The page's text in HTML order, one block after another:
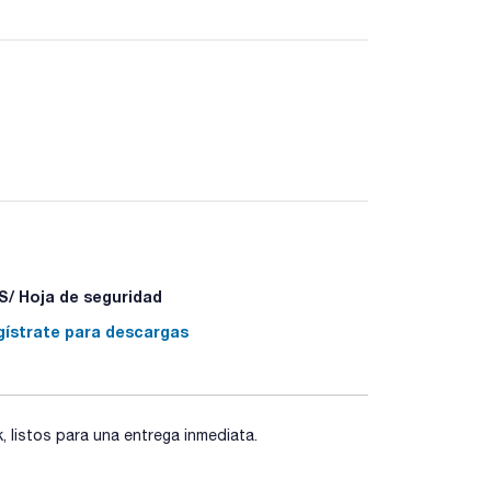
Hoja de seguridad
para descargas
para una entrega inmediata.